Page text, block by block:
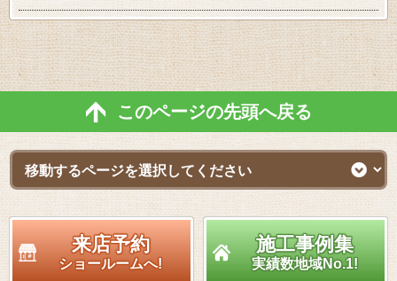
このページの先頭へ戻る
来店予約
ショールームへ!
施工事例集
実績数地域No.1!